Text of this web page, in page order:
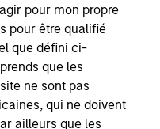
pour mon propre
pour être qualifié
que défini ci-
que les
ne sont pas
qui ne doivent
ailleurs que les
Equity